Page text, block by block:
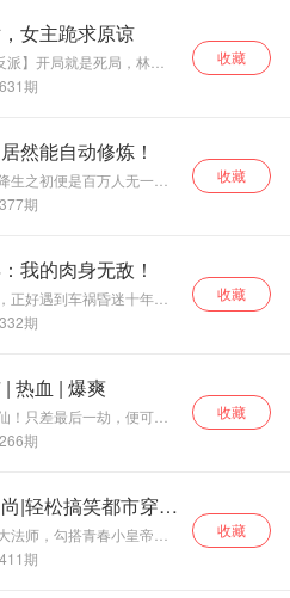
了？”“乖，到本王
身边来。”慵懒磁性
的声音让宋清莹蓦
和腹黑男萧天湛斗
智斗勇！
女主跪求原谅
派】开局就是死局，林天
使
映天湖，映
血脉，没有杀人！ 什
大魔头与九
主看着围
631期
收藏
然能自动修炼！
之初便是百万人无一的
万物本质，跨境界突破至s
重新命名！】 陈舟叹
妖孽，不是突破就是顿
377期
收藏
我的肉身无敌！
好遇到车祸昏迷十年。
炼成，至高无
年后修炼至圆
肩一个多元维度，同时每
蝼蚁。 叶不凡一拳
了人体的极
332期
收藏
热血 | 爆爽
！只差最后一劫，便可飞
神分裂，有意思吗？ 万劫
画风突变：医生说他脑子
小混混说要挖坑把他当场
业倾轧、帮派赌局、家族
迷局，粉墨登场扑面而
能，哪个才是源起？ 现实
才是真相？ 成圣与坠魔，
266期
收藏
|轻松搞笑都市穿越
法师，勾搭青春小皇帝李
师化身现代屌丝赵小强，
，斗老道，穿时空，耍的
411期
收藏